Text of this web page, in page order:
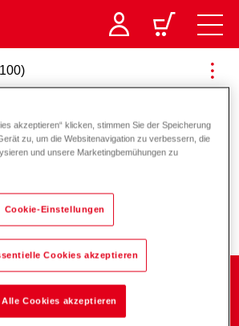
für Energie und
akzeptieren“ klicken, stimmen Sie der Speicherung
zu, um die Websitenavigation zu verbessern, die
und unsere Marketingbemühungen zu
Cookie-Einstellungen
Cookies akzeptieren
Alle Cookies akzeptieren